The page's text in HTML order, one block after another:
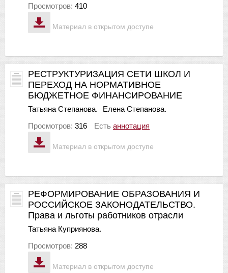
Материал в открытом доступе
Просмотров: 410
Материал в открытом доступе
РЕСТРУКТУРИЗАЦИЯ СЕТИ ШКОЛ И
ПЕРЕХОД НА НОРМАТИВНОЕ
БЮДЖЕТНОЕ ФИНАНСИРОВАНИЕ
Татьяна Степанова.
Елена Степанова.
Просмотров: 316 Есть аннотация
Материал в открытом доступе
РЕФОРМИРОВАНИЕ ОБРАЗОВАНИЯ И
РОССИЙСКОЕ ЗАКОНОДАТЕЛЬСТВО.
Права и льготы работников отрасли
Татьяна Куприянова.
Просмотров: 288